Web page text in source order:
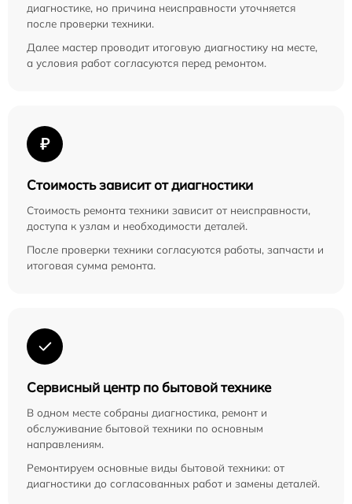
диагностике, но причина неисправности уточняется
после проверки техники.
Далее мастер проводит итоговую диагностику на месте,
а условия работ согласуются перед ремонтом.
₽
Стоимость зависит от диагностики
Стоимость ремонта техники зависит от неисправности,
доступа к узлам и необходимости деталей.
После проверки техники согласуются работы, запчасти и
итоговая сумма ремонта.
Сервисный центр по бытовой технике
В одном месте собраны диагностика, ремонт и
обслуживание бытовой техники по основным
направлениям.
Ремонтируем основные виды бытовой техники: от
диагностики до согласованных работ и замены деталей.